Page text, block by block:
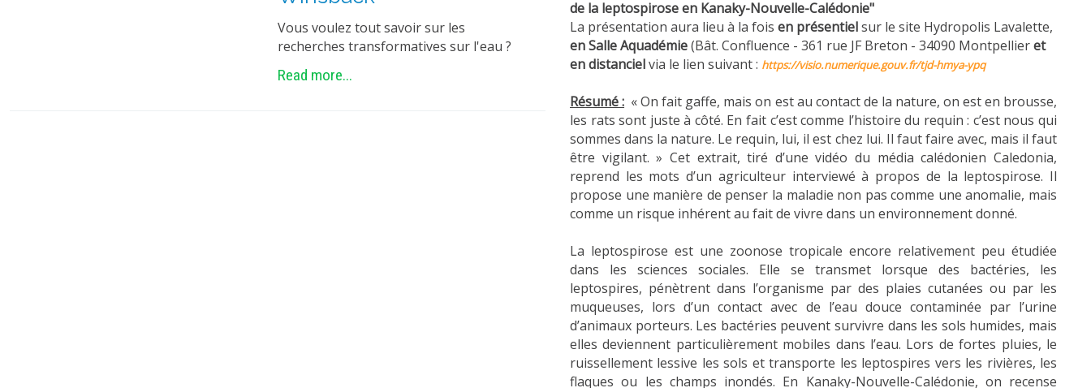
Vous voulez tout savoir sur les
recherches transformatives sur l'eau ?
Read more...
de la leptospirose en Kanaky-Nouvelle-Calédonie"
La présentation aura lieu à la fois en présentielsur le site Hydropolis Lavalette,
en Salle Aquadémie(Bât. Confluence - 361 rue JF Breton - 34090 Montpellieret
en distancielvia le lien suivant : https://visio.numerique.gouv.fr/tjd-hmya-ypq
Résumé : « On fait gaffe, mais on est au contact de la nature, on est en brousse,
les rats sont juste à côté. En fait c’est comme l’histoire du requin : c’est nous qui
sommes dans la nature. Le requin, lui, il est chez lui. Il faut faire avec, mais il faut
être vigilant. » Cet extrait, tiré d’une vidéo du média calédonien Caledonia,
reprend les mots d’un agriculteur interviewé à propos de la leptospirose. Il
propose une manière de penser la maladie non pas comme une anomalie, mais
comme un risque inhérent au fait de vivre dans un environnement donné.
La leptospirose est une zoonose tropicale encore relativement peu étudiée
dans les sciences sociales. Elle se transmet lorsque des bactéries, les
leptospires, pénètrent dans l’organisme par des plaies cutanées ou par les
muqueuses, lors d’un contact avec de l’eau douce contaminée par l’urine
d’animaux porteurs. Les bactéries peuvent survivre dans les sols humides, mais
elles deviennent particulièrement mobiles dans l’eau. Lors de fortes pluies, le
ruissellement lessive les sols et transporte les leptospires vers les rivières, les
flaques ou les champs inondés. En Kanaky-Nouvelle-Calédonie, on recense